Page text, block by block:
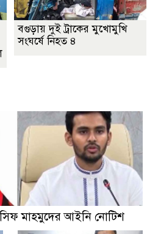
বগুড়ায় দুই ট্রাকের মুখোমুখি
সংঘর্ষে নিহত ৪
মাহমুদের আইনি নোটিশ